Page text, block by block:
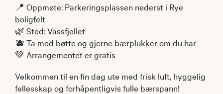
📍 Oppmøte: Parkeringsplassen nederst i Rye
boligfelt
🌿 Sted: Vassfjellet
🫐 Ta med bøtte og gjerne bærplukker om du har
💚 Arrangementet er gratis
Velkommen til en fin dag ute med frisk luft, hyggelig
fellesskap og forhåpentligvis fulle bærspann!